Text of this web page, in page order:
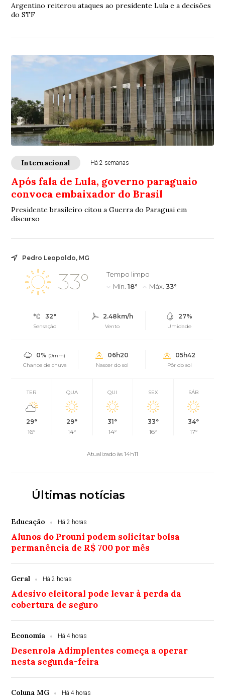
Argentino reiterou ataques ao presidente Lula e a decisões
do STF
Internacional Há 2 semanas
Após fala de Lula, governo paraguaio
convoca embaixador do Brasil
Presidente brasileiro citou a Guerra do Paraguai em
discurso
Pedro Leopoldo, MG
33°
Tempo limpo
Mín. 18° Máx. 33°
32°
Sensação
2.48km/h
Vento
27%
Umidade
0% (0mm)
Chance de chuva
06h20
Nascer do sol
05h42
Pôr do sol
TER
29°
16°
QUA
29°
14°
QUI
31°
14°
SEX
33°
16°
SÁB
34°
17°
Atualizado às 14h11
Últimas notícias
Educação Há 2 horas
Alunos do Prouni podem solicitar bolsa
permanência de R$ 700 por mês
Geral Há 2 horas
Adesivo eleitoral pode levar à perda da
cobertura de seguro
Economia Há 4 horas
Desenrola Adimplentes começa a operar
nesta segunda-feira
Coluna MG Há 4 horas